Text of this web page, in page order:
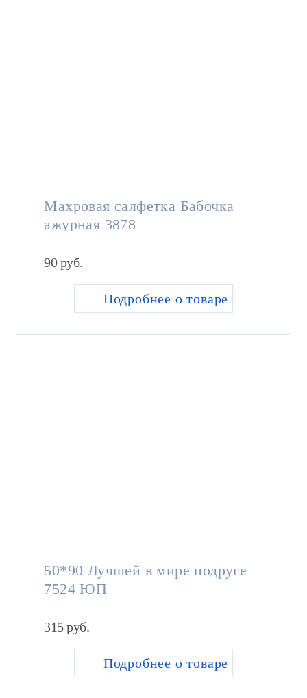
Махровая салфетка Бабочка
ажурная 3878
90руб.
Подробнее о товаре
50*90 Лучшей в мире подруге
7524 ЮП
315руб.
Подробнее о товаре